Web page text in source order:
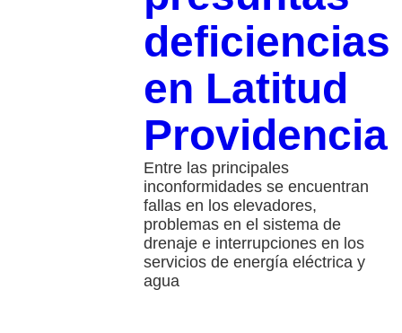
deficiencias
en Latitud
Providencia
Entre las principales
inconformidades se encuentran
fallas en los elevadores,
problemas en el sistema de
drenaje e interrupciones en los
servicios de energía eléctrica y
agua